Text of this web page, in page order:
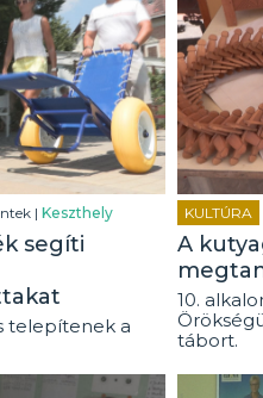
| Keszthely
segíti
telepítenek a
KULTÚRA
A
10.
tábort.